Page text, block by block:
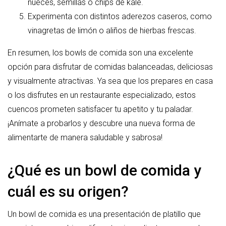
nueces, semillas o chips de kale.
Experimenta con distintos aderezos caseros, como
vinagretas de limón o aliños de hierbas frescas.
En resumen, los bowls de comida son una excelente
opción para disfrutar de comidas balanceadas, deliciosas
y visualmente atractivas. Ya sea que los prepares en casa
o los disfrutes en un restaurante especializado, estos
cuencos prometen satisfacer tu apetito y tu paladar.
¡Anímate a probarlos y descubre una nueva forma de
alimentarte de manera saludable y sabrosa!
¿Qué es un bowl de comida y
cuál es su origen?
Un bowl de comida es una presentación de platillo que